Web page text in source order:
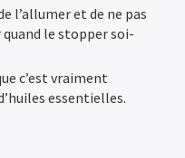
l’allumer et de ne pas
le stopper soi-
c’est vraiment
essentielles.